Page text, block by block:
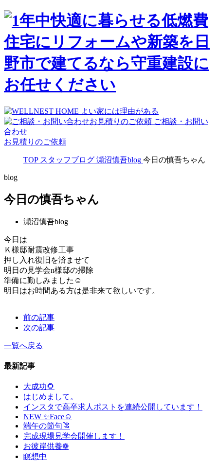
ご相談・お問い
合わせ
お見積りのご依頼
TOP スタッフブログ 瀬沼慎吾blog 今日の慎吾ちゃん
blog
今日の慎吾ちゃん
瀬沼慎吾blog
今日は
Ｋ様邸耐震改修工事
押し入れ復旧を済ませて
明日の見学会n様邸の掃除
準備に勤しみました☺️
明日はお時間ある方は是非来て欲しいです。
前の記事
次の記事
一覧へ戻る
最新記事
大成功🌻
はじめまして。
インスタで高卒求人ポストを連続公開しています！
NEW ✨Face☺
端午の節句🎏
完成現場見学会開催します！
お彼岸供養❁
瞑想中